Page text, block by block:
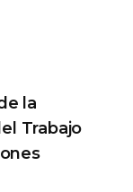
la
Trabajo